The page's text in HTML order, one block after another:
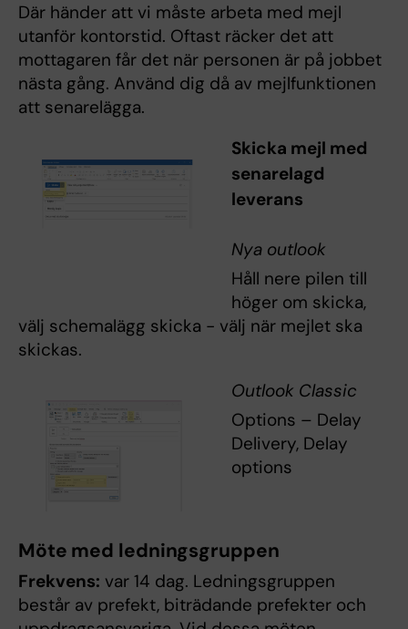
Där händer att vi måste arbeta med mejl
utanför kontorstid. Oftast räcker det att
mottagaren får det när personen är på jobbet
nästa gång. Använd dig då av mejlfunktionen
att senarelägga.
Skicka mejl med
senarelagd
leverans
Nya outlook
Håll nere pilen till
höger om skicka,
välj schemalägg skicka - välj när mejlet ska
skickas.
Outlook Classic
Options – Delay
Delivery, Delay
options
Möte med ledningsgruppen
Frekvens: var 14 dag. Ledningsgruppen
består av prefekt, biträdande prefekter och